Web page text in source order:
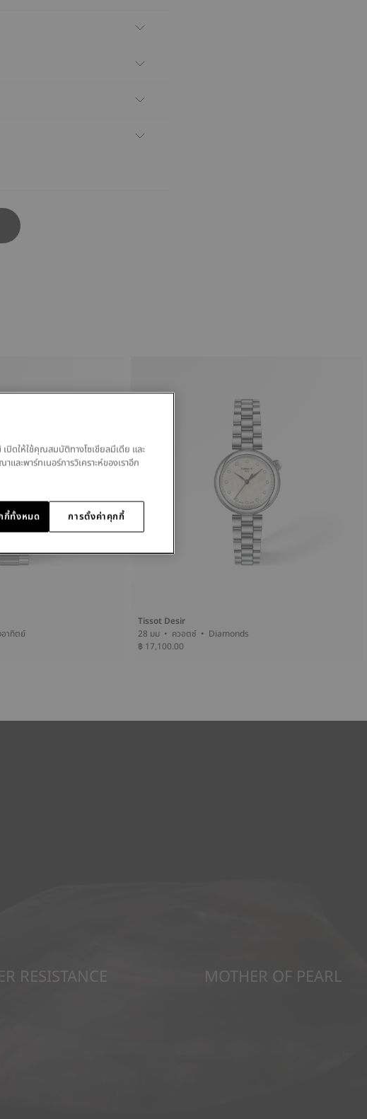
งอาทิตย์
Tissot Desir
28 มม • ควอตซ์ • Diamonds
฿ 17,100.00
RESISTANCE MOTHER OF PEARL
ปิดให้ใช้คุณสมบัติทางโซเชียลมีเดีย และ
และพาร์ทเนอร์การวิเคราะห์ของเราอีก
การตั้งค่าคุกกี้
กี้ทั้งหมด